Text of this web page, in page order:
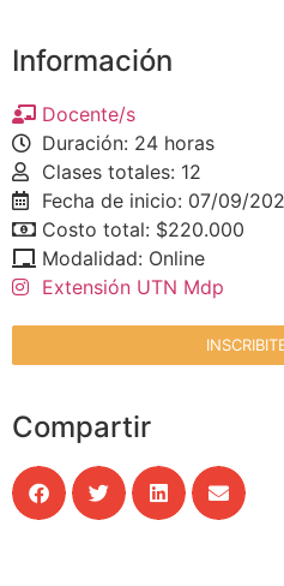
Información
Docente/s
Duración: 24 horas
Clases totales: 12
Fecha de inicio: 07/09/
Costo total: $220.000
Modalidad: Online
Extensión UTN Mdp
Compartir